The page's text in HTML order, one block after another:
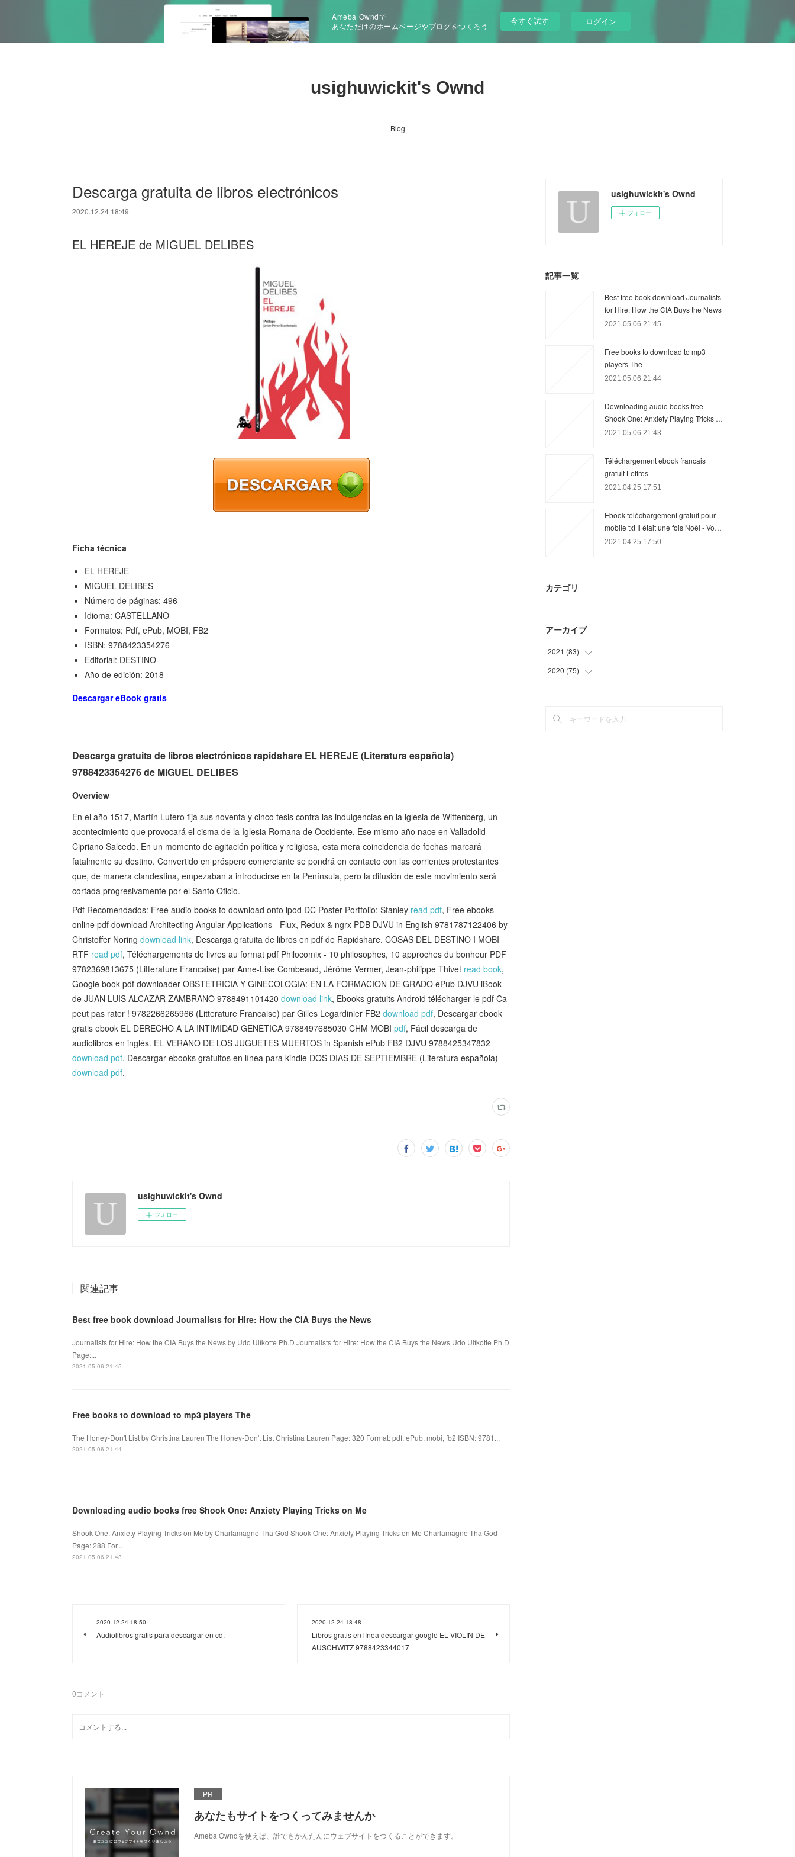
Ameba Owndで
あなただけのホームページやブログをつくろう
今すぐ試す ログイン
usighuwickit's Ownd
Blog
Descarga gratuita de libros electrónicos
2020.12.24 18:49
EL HEREJE de MIGUEL DELIBES
Ficha técnica
EL HEREJE
MIGUEL DELIBES
Número de páginas: 496
Idioma: CASTELLANO
Formatos: Pdf, ePub, MOBI, FB2
ISBN: 9788423354276
Editorial: DESTINO
Año de edición: 2018
Descargar eBook gratis
Descarga gratuita de libros electrónicos rapidshare EL HEREJE (Literatura española)
9788423354276 de MIGUEL DELIBES
Overview
En el año 1517, Martín Lutero fija sus noventa y cinco tesis contra las indulgencias en la iglesia de Wittenberg, un
acontecimiento que provocará el cisma de la Iglesia Romana de Occidente. Ese mismo año nace en Valladolid
Cipriano Salcedo. En un momento de agitación política y religiosa, esta mera coincidencia de fechas marcará
fatalmente su destino. Convertido en próspero comerciante se pondrá en contacto con las corrientes protestantes
que, de manera clandestina, empezaban a introducirse en la Península, pero la difusión de este movimiento será
cortada progresivamente por el Santo Oficio.
Pdf Recomendados: Free audio books to download onto ipod DC Poster Portfolio: Stanley read pdf, Free ebooks
online pdf download Architecting Angular Applications - Flux, Redux & ngrx PDB DJVU in English 9781787122406 by
Christoffer Noring download link, Descarga gratuita de libros en pdf de Rapidshare. COSAS DEL DESTINO I MOBI
RTF read pdf, Téléchargements de livres au format pdf Philocomix - 10 philosophes, 10 approches du bonheur PDF
9782369813675 (Litterature Francaise) par Anne-Lise Combeaud, Jérôme Vermer, Jean-philippe Thivet read book,
Google book pdf downloader OBSTETRICIA Y GINECOLOGIA: EN LA FORMACION DE GRADO ePub DJVU iBook
de JUAN LUIS ALCAZAR ZAMBRANO 9788491101420 download link, Ebooks gratuits Android télécharger le pdf Ca
peut pas rater ! 9782266265966 (Litterature Francaise) par Gilles Legardinier FB2 download pdf, Descargar ebook
gratis ebook EL DERECHO A LA INTIMIDAD GENETICA 9788497685030 CHM MOBI pdf, Fácil descarga de
audiolibros en inglés. EL VERANO DE LOS JUGUETES MUERTOS in Spanish ePub FB2 DJVU 9788425347832
download pdf, Descargar ebooks gratuitos en línea para kindle DOS DIAS DE SEPTIEMBRE (Literatura española)
download pdf,
usighuwickit's Ownd
フォロー
関連記事
Best free book download Journalists for Hire: How the CIA Buys the News
Journalists for Hire: How the CIA Buys the News by Udo Ulfkotte Ph.D Journalists for Hire: How the CIA Buys the News Udo Ulfkotte Ph.D
Page:...
2021.05.06 21:45
Free books to download to mp3 players The
The Honey-Don't List by Christina Lauren The Honey-Don't List Christina Lauren Page: 320 Format: pdf, ePub, mobi, fb2 ISBN: 9781...
2021.05.06 21:44
Downloading audio books free Shook One: Anxiety Playing Tricks on Me
Shook One: Anxiety Playing Tricks on Me by Charlamagne Tha God Shook One: Anxiety Playing Tricks on Me Charlamagne Tha God
Page: 288 For...
2021.05.06 21:43
2020.12.24 18:50
Audiolibros gratis para descargar en cd.
2020.12.24 18:48
Libros gratis en línea descargar google EL VIOLIN DE
AUSCHWITZ 9788423344017
0コメント
PR
あなたもサイトをつくってみませんか
Ameba Owndを使えば、誰でもかんたんにウェブサイトをつくることができます。
usighuwickit's Ownd
フォロー
記事一覧
Best free book download Journalists
for Hire: How the CIA Buys the News
2021.05.06 21:45
Free books to download to mp3
players The
2021.05.06 21:44
Downloading audio books free
Shook One: Anxiety Playing Tricks …
2021.05.06 21:43
Téléchargement ebook francais
gratuit Lettres
2021.04.25 17:51
Ebook téléchargement gratuit pour
mobile txt Il était une fois Noël - Vo…
2021.04.25 17:50
カテゴリ
アーカイブ
2021 (83)
(3
(
2020 (75)
(